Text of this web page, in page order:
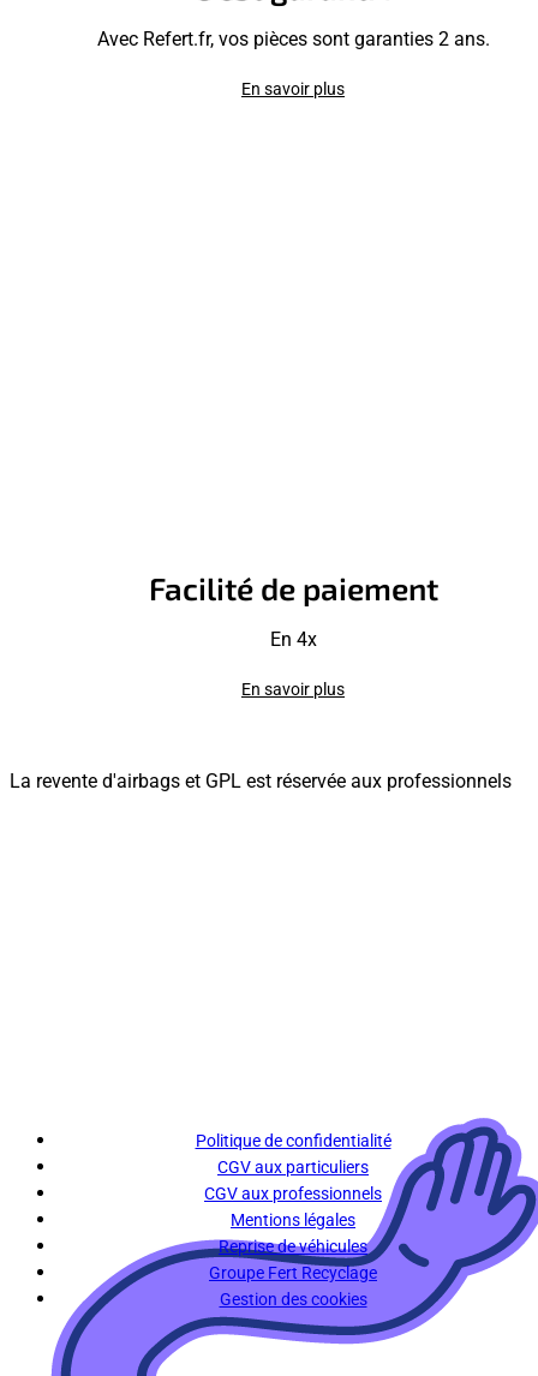
Avec Refert.fr, vos pièces sont garanties 2 ans.
En savoir plus
Facilité de paiement
En 4x
En savoir plus
La revente d'airbags et GPL est réservée aux professionnels
Politique de confidentialité
CGV aux particuliers
CGV aux professionnels
Mentions légales
Reprise de véhicules
Groupe Fert Recyclage
Gestion des cookies